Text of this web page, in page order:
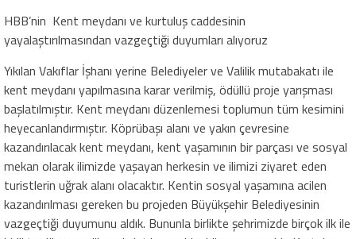
HBB’nin Kent meydanı ve kurtuluş caddesinin
yayalaştırılmasından vazgeçtiği duyumları alıyoruz
Yıkılan Vakıflar İşhanı yerine Belediyeler ve Valilik mutabakatı ile
kent meydanı yapılmasına karar verilmiş, ödüllü proje yarışması
başlatılmıştır. Kent meydanı düzenlemesi toplumun tüm kesimini
heyecanlandırmıştır. Köprübaşı alanı ve yakın çevresine
kazandırılacak kent meydanı, kent yaşamının bir parçası ve sosyal
mekan olarak ilimizde yaşayan herkesin ve ilimizi ziyaret eden
turistlerin uğrak alanı olacaktır. Kentin sosyal yaşamına acilen
kazandırılması gereken bu projeden Büyükşehir Belediyesinin
vazgeçtiği duyumunu aldık. Bununla birlikte şehrimizde birçok ilk ile